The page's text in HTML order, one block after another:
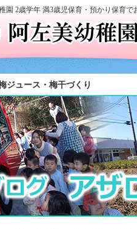
園 2歳学年 満3歳児保育・預かり保育
ジュース・梅干づくり